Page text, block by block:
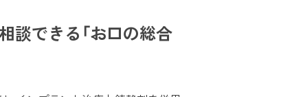
談できる「お口の総合